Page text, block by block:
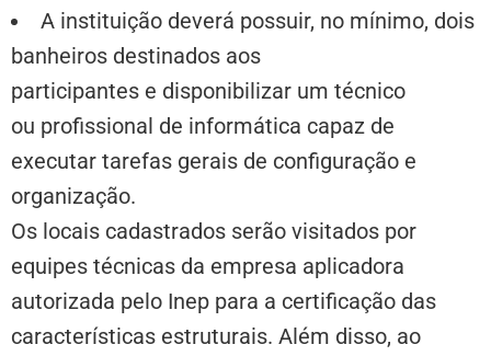
A instituição deverá possuir, no mínimo, dois
banheiros destinados aos
participantes e disponibilizar um técnico
ou profissional de informática capaz de
executar tarefas gerais de configuração e
organização.
Os locais cadastrados serão visitados por
equipes técnicas da empresa aplicadora
autorizada pelo Inep para a certificação das
características estruturais. Além disso, ao